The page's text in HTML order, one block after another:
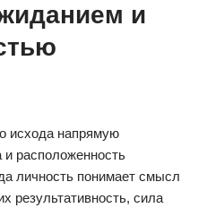
и
исхода напрямую
и расположенность
личность понимает смысл
результативность, сила